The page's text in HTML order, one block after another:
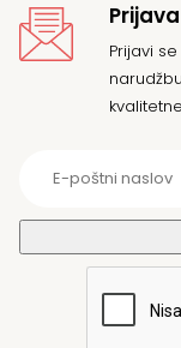
Prijavi